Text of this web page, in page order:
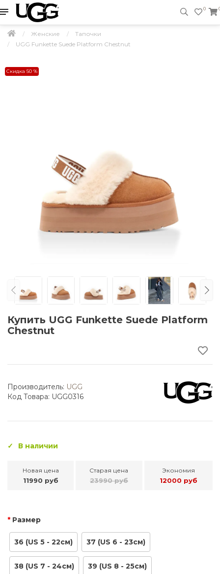
0
Женские
Тапочки
UGG Funkette Suede Platform Chestnut
Скидка 50 %
Купить UGG Funkette Suede Platform
Chestnut
Производитель: UGG
Код Товара: UGG0316
В наличии
Новая цена
11990 руб
Старая цена
23990 руб
Экономия
12000 руб
Размер
36 (US 5 - 22см) 37 (US 6 - 23см)
38 (US 7 - 24см) 39 (US 8 - 25см)